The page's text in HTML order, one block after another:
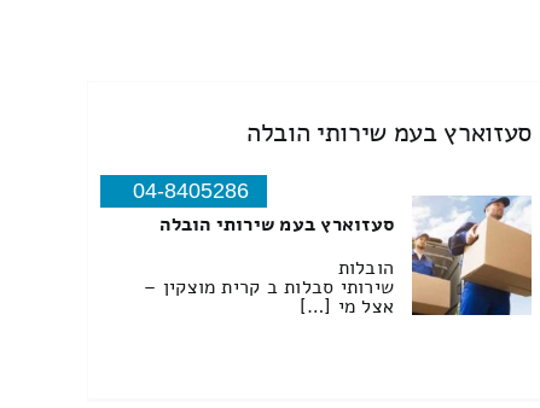
סעזוארץ בעמ שירותי הובלה
04-8405286
סעזוארץ בעמ שירותי הובלה
הובלות
שירותי סבלות ב קרית מוצקין –
אצל מי […]